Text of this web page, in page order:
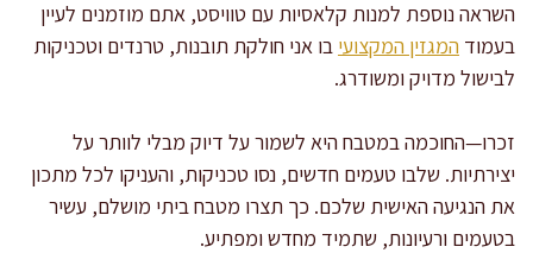
השראה נוספת למנות קלאסיות עם טוויסט, אתם מוזמנים לעיין
בעמוד המגזין המקצועי בו אני חולקת תובנות, טרנדים וטכניקות
לבישול מדויק ומשודרג.
זכרו—החוכמה במטבח היא לשמור על דיוק מבלי לוותר על
יצירתיות. שלבו טעמים חדשים, נסו טכניקות, והעניקו לכל מתכון
את הנגיעה האישית שלכם. כך תצרו מטבח ביתי מושלם, עשיר
בטעמים ורעיונות, שתמיד מחדש ומפתיע.